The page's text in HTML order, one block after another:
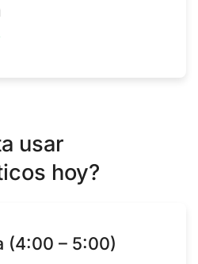
usar
hoy?
(4:00 – 5:00)